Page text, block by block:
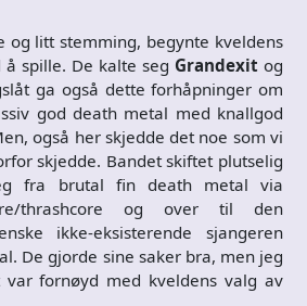
og litt stemming, begynte kveldens
spille. De kalte seg Grandexit og
ga også dette forhåpninger om
god death metal med knallgod
også her skjedde det noe som vi
skjedde. Bandet skiftet plutselig
fra brutal fin death metal via
thrashcore og over til den
ikke-eksisterende sjangeren
De gjorde sine saker bra, men jeg
fornøyd med kveldens valg av